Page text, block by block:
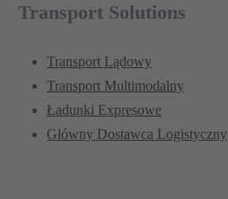
Transport Solutions
Transport Lądowy
Transport Multimodalny
Ładunki Expresowe
Główny Dostawca Logistyczny